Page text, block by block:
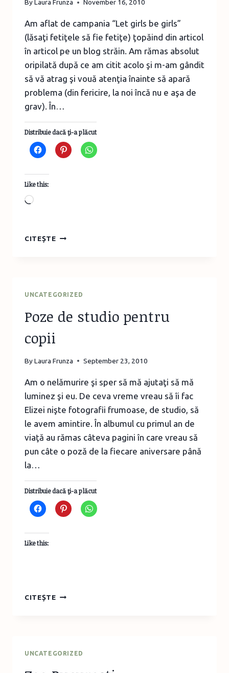
By Laura Frunza November 16, 2010
Am aflat de campania “Let girls be girls”
(lăsaţi fetiţele să fie fetiţe) ţopăind din articol
în articol pe un blog străin. Am rămas absolut
oripilată după ce am citit acolo şi m-am gândit
să vă atrag şi vouă atenţia înainte să apară
problema (din fericire, la noi încă nu e aşa de
grav). În…
Distribuie dacă ţi-a plăcut
Like this:
Loading…
CITEȘTECAMPANIA
UNCATEGORIZED
Poze de studio pentru
copii
ByLaura Frunza September 23, 2010
Am o nelămurire şi sper să mă ajutaţi să mă
luminez şi eu. De ceva vreme vreau să îi fac
Elizei nişte fotografii frumoase, de studio, să
le avem amintire. În albumul cu primul an de
viaţă au rămas câteva pagini în care vreau să
pun câte o poză de la fiecare aniversare până
la…
Distribuie dacă ţi-a plăcut
Like this:
CITEȘTEPOZE
UNCATEGORIZED